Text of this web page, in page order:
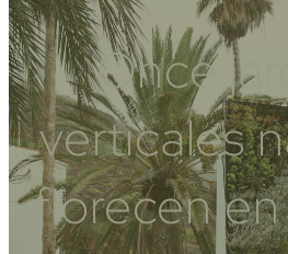
Once
verticales
florecen